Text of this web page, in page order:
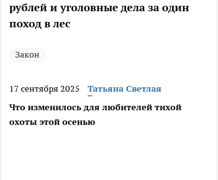
рублей и уголовные дела за один
поход в лес
Закон
17 сентября 2025
Татьяна Светлая
Что изменилось для любителей тихой
охоты этой осенью